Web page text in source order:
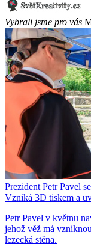
Vybrali jsme pro vás
Prezident Petr Pavel
Vzniká 3D tiskem a
Petr Pavel v květnu
jehož věž má
lezecká stěna.